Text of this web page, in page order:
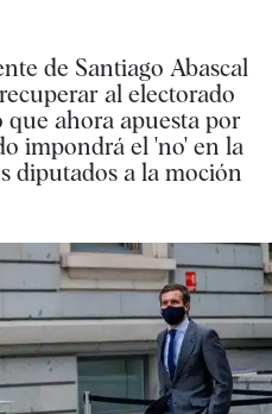
de Santiago Abascal
al electorado
ahora apuesta por
impondrá el 'no' en la
diputados a la moción